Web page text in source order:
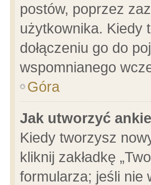
postów, poprzez
użytkownika. Kiedy
dołączeniu go do
wspomnianego
Góra
Jak utworzyć
Kiedy tworzysz
kliknij zakładkę
formularza; jeśli nie